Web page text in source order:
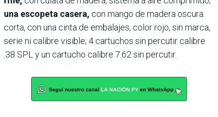
una escopeta casera, con mango de madera oscura
corta, con una cinta de embalajes, color rojo, sin marca,
serie ni calibre visible; 4 cartuchos sin percutir calibre
.38 SPL y un cartucho calibre 7.62 sin percutir.